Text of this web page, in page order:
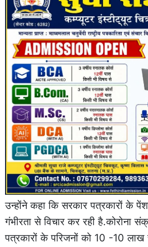
उन्होंने कहा कि सरकार पत्रकारों के
गंभीरता से विचार कर रही है.कोरोना
पत्रकारों के परिजनों को 10 -10